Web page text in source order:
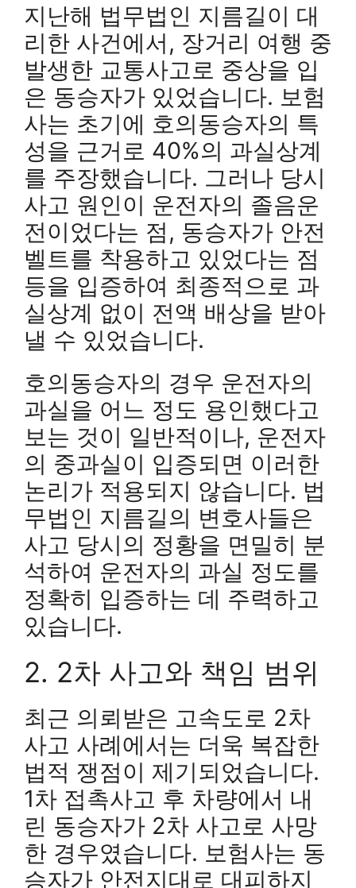
지난해 법무법인 지름길이 대
리한 사건에서, 장거리 여행 중
발생한 교통사고로 중상을 입
은 동승자가 있었습니다. 보험
사는 초기에 호의동승자의 특
성을 근거로 40%의 과실상계
를 주장했습니다. 그러나 당시
사고 원인이 운전자의 졸음운
전이었다는 점, 동승자가 안전
벨트를 착용하고 있었다는 점
등을 입증하여 최종적으로 과
실상계 없이 전액 배상을 받아
낼 수 있었습니다.
호의동승자의 경우 운전자의
과실을 어느 정도 용인했다고
보는 것이 일반적이나, 운전자
의 중과실이 입증되면 이러한
논리가 적용되지 않습니다. 법
무법인 지름길의 변호사들은
사고 당시의 정황을 면밀히 분
석하여 운전자의 과실 정도를
정확히 입증하는 데 주력하고
있습니다.
2. 2차 사고와 책임 범위
최근 의뢰받은 고속도로 2차
사고 사례에서는 더욱 복잡한
법적 쟁점이 제기되었습니다.
1차 접촉사고 후 차량에서 내
린 동승자가 2차 사고로 사망
한 경우였습니다. 보험사는 동
승자가 안전지대로 대피하지